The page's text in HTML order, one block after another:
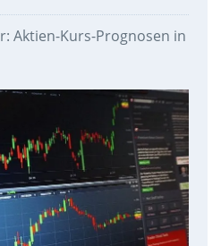
Aktien-Kurs-Prognosen in